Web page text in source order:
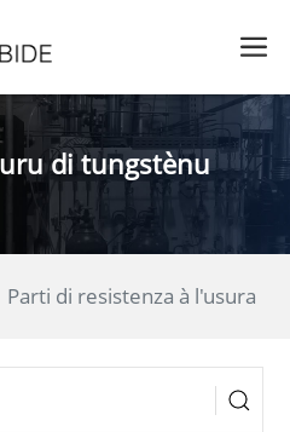
di tungstènu
Parti di resistenza à l'usura